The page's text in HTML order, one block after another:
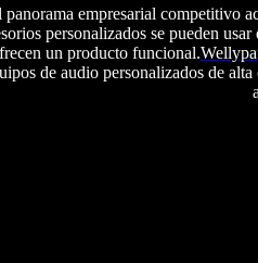
panorama empresarial competitivo
personalizados se pueden
un producto funcional.
de audio personalizados de